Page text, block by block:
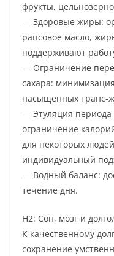
фрукты,
— Здоровые жиры:
рапсовое масло,
поддерживают
— Ограничение
сахара:
насыщенных транс-
— Этуляция периода
ограничение
для некоторых
индивидуальный
— Водный баланс:
течение дня.
H2: Сон, мозг и
К качественному
сохранение